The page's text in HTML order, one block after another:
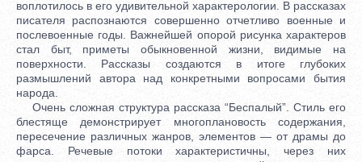
воплотилось в его удивительной характерологии. В рассказах
писателя распознаются совершенно отчетливо военные и
послевоенные годы. Важнейшей опорой рисунка характеров
стал быт, приметы обыкновенной жизни, видимые на
поверхности. Рассказы создаются в итоге глубоких
размышлений автора над конкретными вопросами бытия
народа.
Очень сложная структура рассказа “Беспалый”. Стиль его
блестяще демонстрирует многоплановость содержания,
пересечение различных жанров, элементов — от драмы до
фарса. Речевые потоки характеристичны, через них